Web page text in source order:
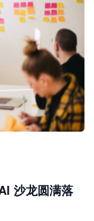
沙龙圆满落